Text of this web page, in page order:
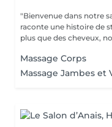
"Bienvenue dans notre
raconte une histoire de
plus que des cheveux,
Massage Corps
Massage Jambes et